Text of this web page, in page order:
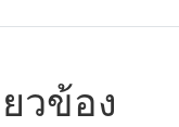
วข้อง